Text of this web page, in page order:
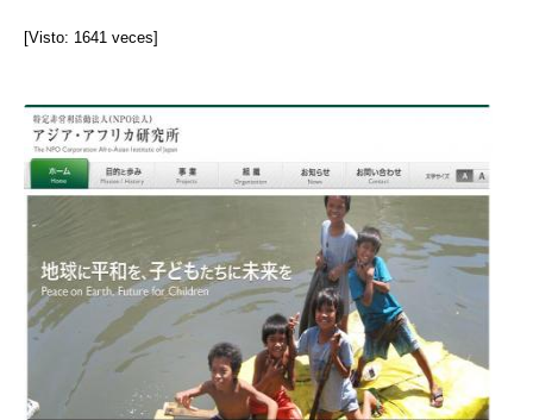
[Visto: 1641 veces]